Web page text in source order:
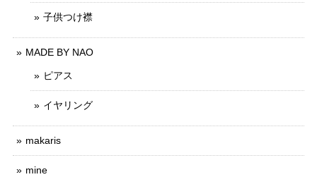
子供つけ襟
MADE BY NAO
ピアス
イヤリング
makaris
mine